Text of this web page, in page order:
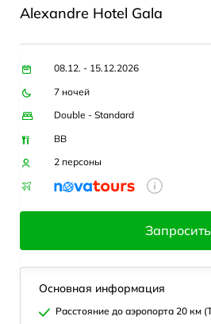
Alexandre Hotel Gala
08.12. - 15.12.2026
7 ночей
Double - Standard
BB
2 персоны
Запросить
Основная информация
Расстояние до аэропорта 20 км